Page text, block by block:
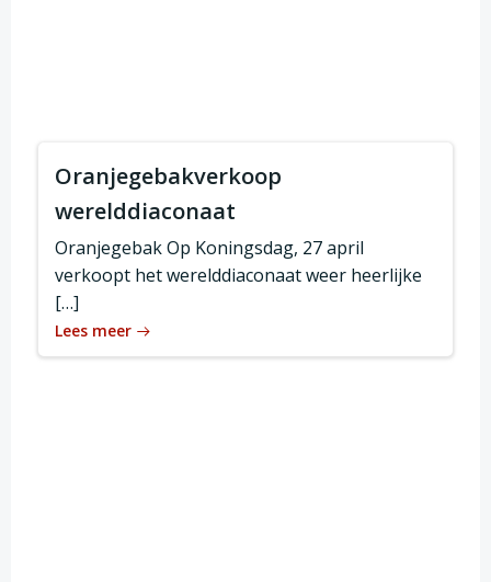
Oranjegebakverkoop
werelddiaconaat
Oranjegebak Op Koningsdag, 27 april
verkoopt het werelddiaconaat weer heerlijke
[…]
Lees meer